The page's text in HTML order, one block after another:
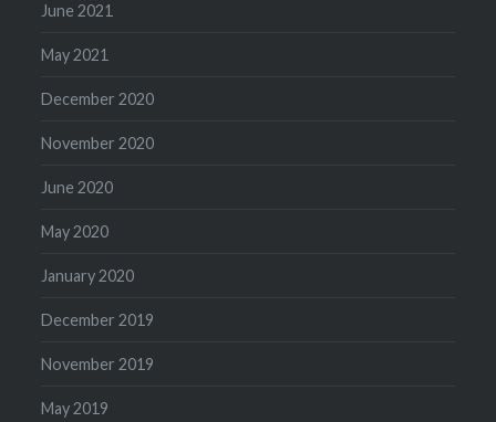
June 2021
May 2021
December 2020
November 2020
June 2020
May 2020
January 2020
December 2019
November 2019
May 2019